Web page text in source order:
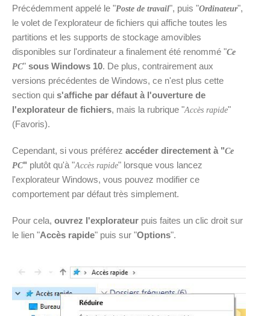
Précédemment appelé le "Poste de travail", puis "Ordinateur",
le volet de l'explorateur de fichiers qui affiche toutes les
partitions et les supports de stockage amovibles
disponibles sur l'ordinateur a finalement été renommé "Ce
PC" sous Windows 10. De plus, contrairement aux
versions précédentes de Windows, ce n'est plus cette
section qui s'affiche par défaut à l'ouverture de
l'explorateur de fichiers, mais la rubrique "Accès rapide"
(Favoris).
Cependant, si vous préférez accéder directement à "Ce
PC" plutôt qu'à "Accès rapide" lorsque vous lancez
l'explorateur Windows, vous pouvez modifier ce
comportement par défaut très simplement.
Pour cela, ouvrez l'explorateur puis faites un clic droit sur
le lien "Accès rapide" puis sur "Options".